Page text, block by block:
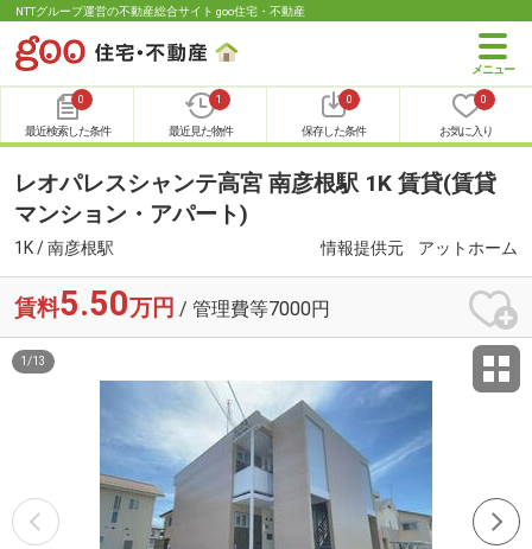
NTTグループ運営の不動産総合サイト goo住宅・不動産
0
最近検索した条件
1
最近見た物件
0
保存した条件
0
お気に入り
レオパレスシャンテ高宮 南彦根駅 1K 賃貸(賃貸
マンション・アパート)
1K / 南彦根駅 情報提供元 アットホーム
賃料5.50万円 / 管理費等7000円
1 /13